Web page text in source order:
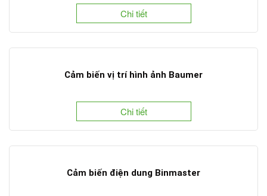
Chi tiết
Cảm biến vị trí hình ảnh Baumer
Chi tiết
Cảm biến điện dung Binmaster